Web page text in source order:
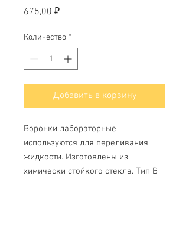
675,00 ₽Цена
Количество *
Добавить в корзину
Воронки лабораторные
используются для переливания
жидкости. Изготовлены из
химически стойкого стекла. Тип В